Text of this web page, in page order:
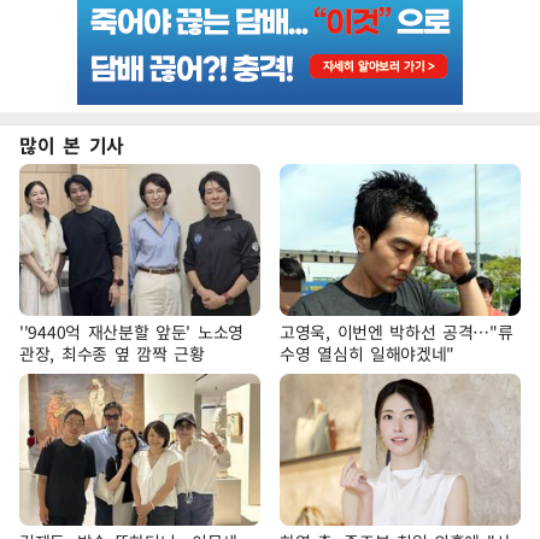
많이 본 기사
''9440억 재산분할 앞둔' 노소영
관장, 최수종 옆 깜짝 근황
고영욱, 이번엔 박하선 공격…"류
수영 열심히 일해야겠네"